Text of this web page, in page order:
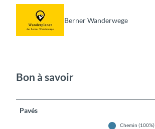
Berner Wanderwege
Bon à savoir
Pavés
Chemin (100%)